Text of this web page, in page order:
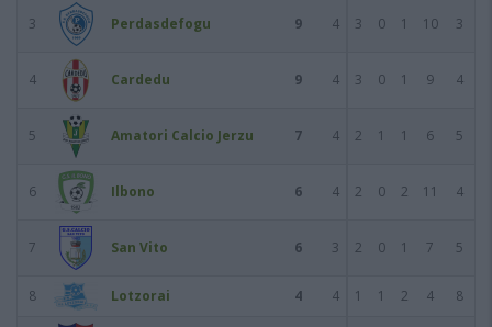
3 Perdasdefogu 9 4 3 0 1 10 3
4 Cardedu 9 4 3 0 1 9 4
5 Amatori Calcio Jerzu 7 4 2 1 1 6 5
6 Ilbono 6 4 2 0 2 11 4
7 San Vito 6 3 2 0 1 7 5
8 Lotzorai 4 4 1 1 2 4 8